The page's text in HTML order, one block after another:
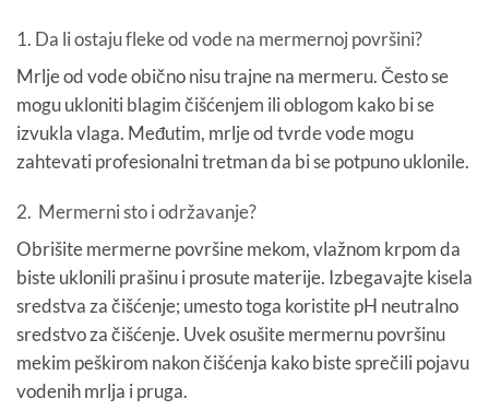
1. Da li ostaju fleke od vode na mermernoj površini?
Mrlje od vode obično nisu trajne na mermeru. Često se
mogu ukloniti blagim čišćenjem ili oblogom kako bi se
izvukla vlaga. Međutim, mrlje od tvrde vode mogu
zahtevati profesionalni tretman da bi se potpuno uklonile.
2. Mermerni sto i održavanje?
Obrišite mermerne površine mekom, vlažnom krpom da
biste uklonili prašinu i prosute materije. Izbegavajte kisela
sredstva za čišćenje; umesto toga koristite pH neutralno
sredstvo za čišćenje. Uvek osušite mermernu površinu
mekim peškirom nakon čišćenja kako biste sprečili pojavu
vodenih mrlja i pruga.